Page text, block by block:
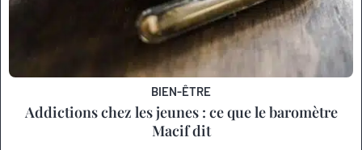
BIEN-ÊTRE
Addictions chez les jeunes : ce que le baromètre
Macif dit